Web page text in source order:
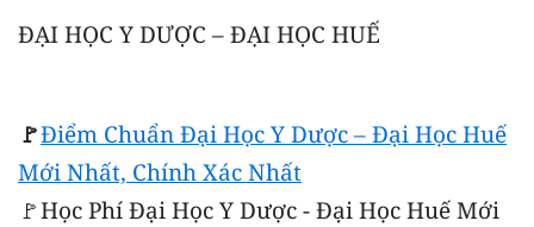
ĐẠI HỌC Y DƯỢC – ĐẠI HỌC HUẾ
🚩Điểm Chuẩn Đại Học Y Dược – Đại Học Huế
Mới Nhất, Chính Xác Nhất
🚩Học Phí Đại Học Y Dược - Đại Học Huế Mới